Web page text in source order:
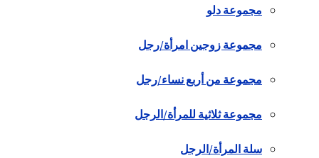
مجموعة دلو
مجموعة زوجين امرأة/رجل
مجموعة من أربع نساء/رجل
مجموعة ثلاثية للمرأة/الرجل
سلة المرأة/الرجل